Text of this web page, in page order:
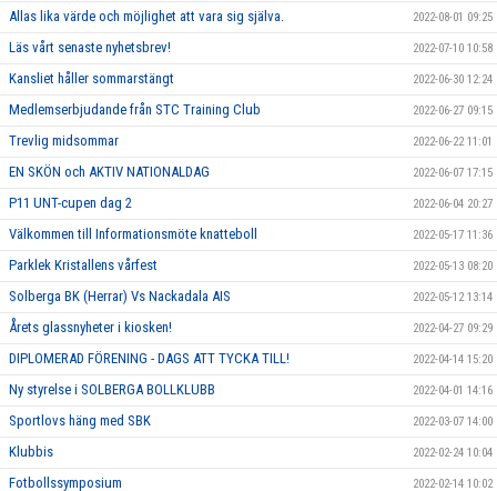
Allas lika värde och möjlighet att vara sig själva. 2022-08-01 09:25
Läs vårt senaste nyhetsbrev! 2022-07-10 10:58
Kansliet håller sommarstängt 2022-06-30 12:24
Medlemserbjudande från STC Training Club 2022-06-27 09:15
Trevlig midsommar 2022-06-22 11:01
EN SKÖN och AKTIV NATIONALDAG 2022-06-07 17:15
P11 UNT-cupen dag 2 2022-06-04 20:27
Välkommen till Informationsmöte knatteboll 2022-05-17 11:36
Parklek Kristallens vårfest 2022-05-13 08:20
Solberga BK (Herrar) Vs Nackadala AIS 2022-05-12 13:14
Årets glassnyheter i kiosken! 2022-04-27 09:29
DIPLOMERAD FÖRENING - DAGS ATT TYCKA TILL! 2022-04-14 15:20
Ny styrelse i SOLBERGA BOLLKLUBB 2022-04-01 14:16
Sportlovs häng med SBK 2022-03-07 14:00
Klubbis 2022-02-24 10:04
Fotbollssymposium 2022-02-14 10:02